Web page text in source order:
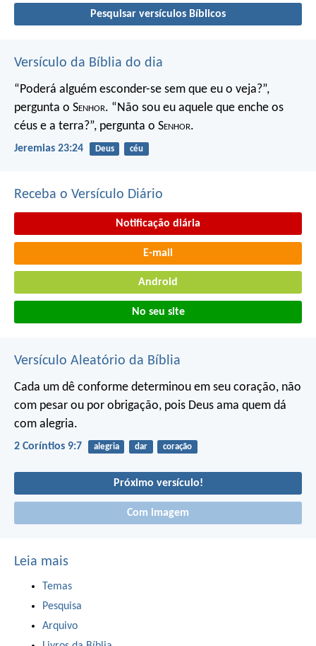
Pesquisar versículos Bíblicos
Versículo da Bíblia do dia
“Poderá alguém esconder-se sem que eu o veja?”,
pergunta o Senhor. “Não sou eu aquele que enche os
céus e a terra?”, pergunta o Senhor.
Jeremias 23:24 Deus céu
Receba o Versículo Diário
Notificação diária
E-mail
Android
No seu site
Versículo Aleatório da Bíblia
Cada um dê conforme determinou em seu coração, não
com pesar ou por obrigação, pois Deus ama quem dá
com alegria.
2 Coríntios 9:7 alegria dar coração
Próximo versículo!
Com imagem
Leia mais
Temas
Pesquisa
Arquivo